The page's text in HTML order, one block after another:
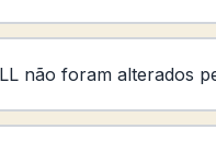
não foram alterados